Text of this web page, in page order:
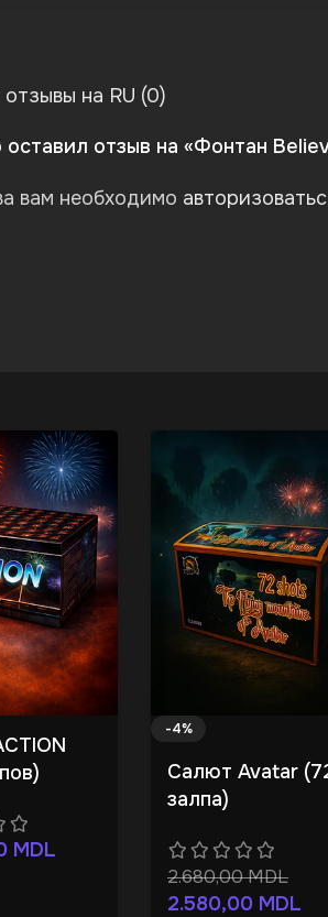
на RU (0)
отзыв на «Фонтан
вам необходимо
MDL
-4%
Салют Avatar
залпа)
2.680,00MDL
2.580,00 MDL